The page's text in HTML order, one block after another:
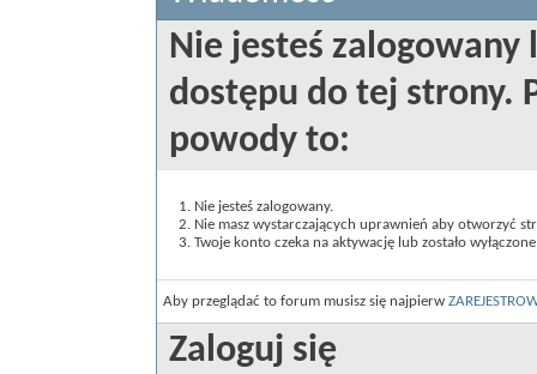
Nie jesteś zalogowany
dostępu do tej strony.
powody to:
Nie jesteś zalogowany.
Nie masz wystarczających uprawnień aby otworzyć
Twoje konto czeka na aktywację lub zostało
Aby przeglądać to forum musisz się najpierw
Zaloguj się